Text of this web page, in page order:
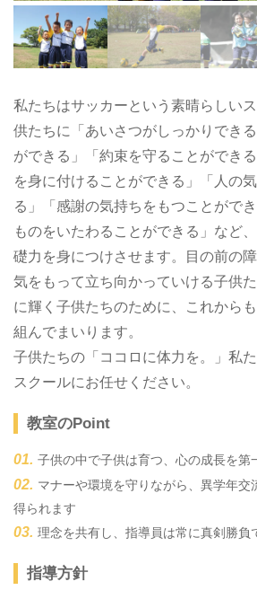
私たちはサッカーという素晴らしい
供たちに「あいさつがしっかりでき
ができる」「約束を守ることができ
を身に付けることができる」「人の
る」「感謝の気持ちをもつことがで
ものをいたわることができる」など
礎力を身につけさせます。目の前の
気をもって立ち向かっていける子供
に輝く子供たちのために、これから
組んでまいります。
子供たちの「ココロに体力を。」私
スクールにお任せください。
教室のPoint
子供の中で子供は育つ、心の成長を第
マナーや環境を守りながら、異学年交
得られます
理念を共有し、指導員は常に真剣勝負
指導方針